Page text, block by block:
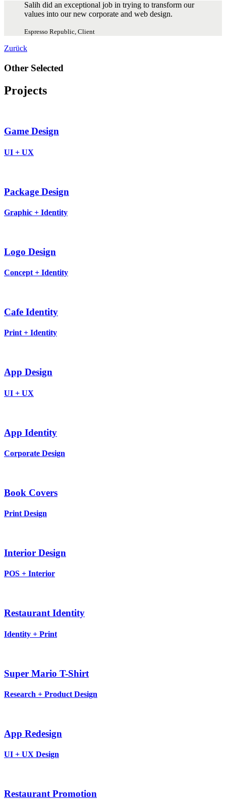
Salih did an exceptional job in trying to transform our
values into our new corporate and web design.
Espresso Republic, Client
Zurück
Other Selected
Projects
Game Design
UI + UX
Package Design
Graphic + Identity
Logo Design
Concept + Identity
Cafe Identity
Print + Identity
App Design
UI + UX
App Identity
Corporate Design
Book Covers
Print Design
Interior Design
POS + Interior
Restaurant Identity
Identity + Print
Super Mario T-Shirt
Research + Product Design
App Redesign
UI + UX Design
Restaurant Promotion